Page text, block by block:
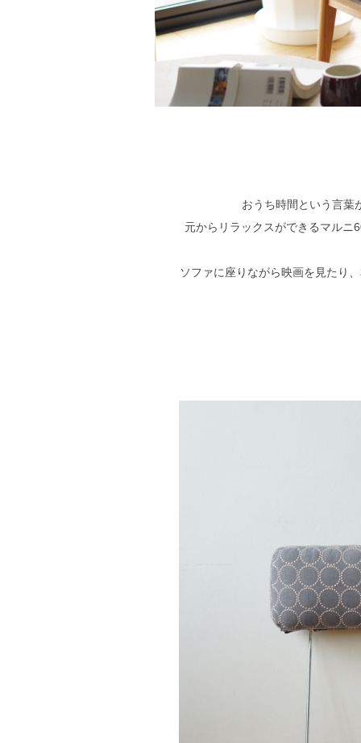
おうち時間という言葉
元からリラックスができるマルニ
ソファに座りながら映画を見たり